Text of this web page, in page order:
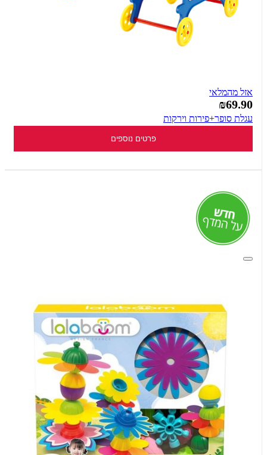
אזל מהמלאי
₪69.90
עגלת סופר+פירות וירקות
פרטים נוספים